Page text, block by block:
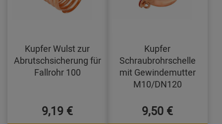
Kupfer Wulst zur
Abrutschsicherung für
Fallrohr 100
9,19 €
Kupfer
Schraubrohrschelle
mit Gewindemutter
M10/DN120
9,50 €